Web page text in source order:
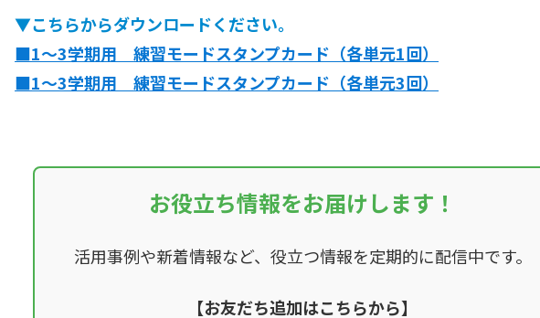
▼こちらからダウンロードください。
■1～3学期用 練習モードスタンプカード（各単元1回）
■1～3学期用 練習モードスタンプカード（各単元3回）
お役立ち情報をお届けします！
活用事例や新着情報など、役立つ情報を定期的に配信中です。
【お友だち追加はこちらから】